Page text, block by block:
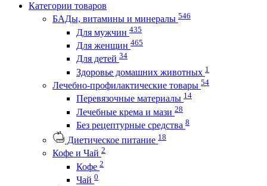
Категории товаров
БАДы, витамины и минералы 546
Для мужчин 435
Для женщин 465
Для детей 34
Здоровье домашних животных 1
Лечебно-профилактические товары 54
Перевязочные материалы 14
Лечебные крема и мази 28
Без рецептурные средства 8
Диетическое питание 18
Кофе и Чай 2
Кофе 2
Чай 0